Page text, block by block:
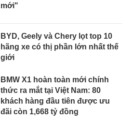
mới"
BYD, Geely và Chery lọt top 10
hãng xe có thị phần lớn nhất thế
giới
BMW X1 hoàn toàn mới chính
thức ra mắt tại Việt Nam: 80
khách hàng đầu tiên được ưu
đãi còn 1,668 tỷ đồng